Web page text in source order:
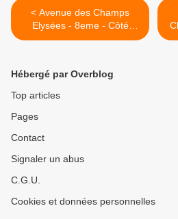
< Avenue des Champs
Elysées - 8eme - Côté
IMPAIR
Hébergé par Overblog
Top articles
Pages
Contact
Signaler un abus
C.G.U.
Cookies et données personnelles